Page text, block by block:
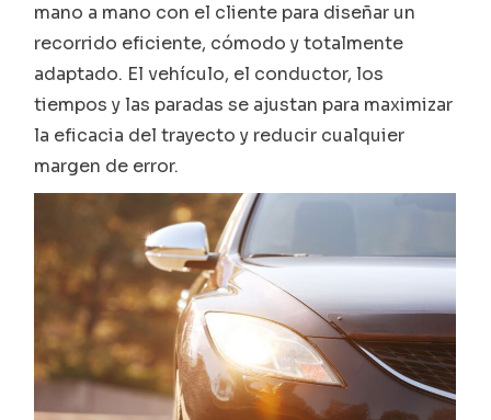
mano a mano con el cliente para diseñar un
recorrido eficiente, cómodo y totalmente
adaptado. El vehículo, el conductor, los
tiempos y las paradas se ajustan para maximizar
la eficacia del trayecto y reducir cualquier
margen de error.